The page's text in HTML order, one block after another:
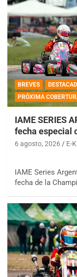
BREVES
PRÓXIMA
IAME SERIES
fecha especial
6 agosto, 2026 E-
IAME Series
fecha de la